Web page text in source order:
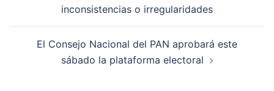
inconsistencias o irregularidades
El Consejo Nacional del PAN aprobará este
sábado la plataforma electoral